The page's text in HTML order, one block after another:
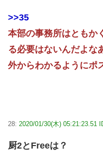
>>35
本部の事務所はともか
る必要はないんだよな
外からわかるようにポ
28: 2020/01/30(木) 05:21:23.51
厨2とFreeは？